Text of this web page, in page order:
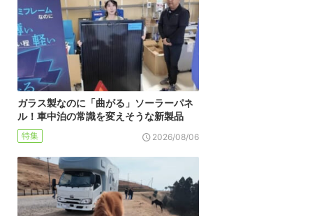
ガラス製なのに「曲がる」ソーラーパネ
ル！車中泊の常識を変えそうな新製品
特集 2026/08/06